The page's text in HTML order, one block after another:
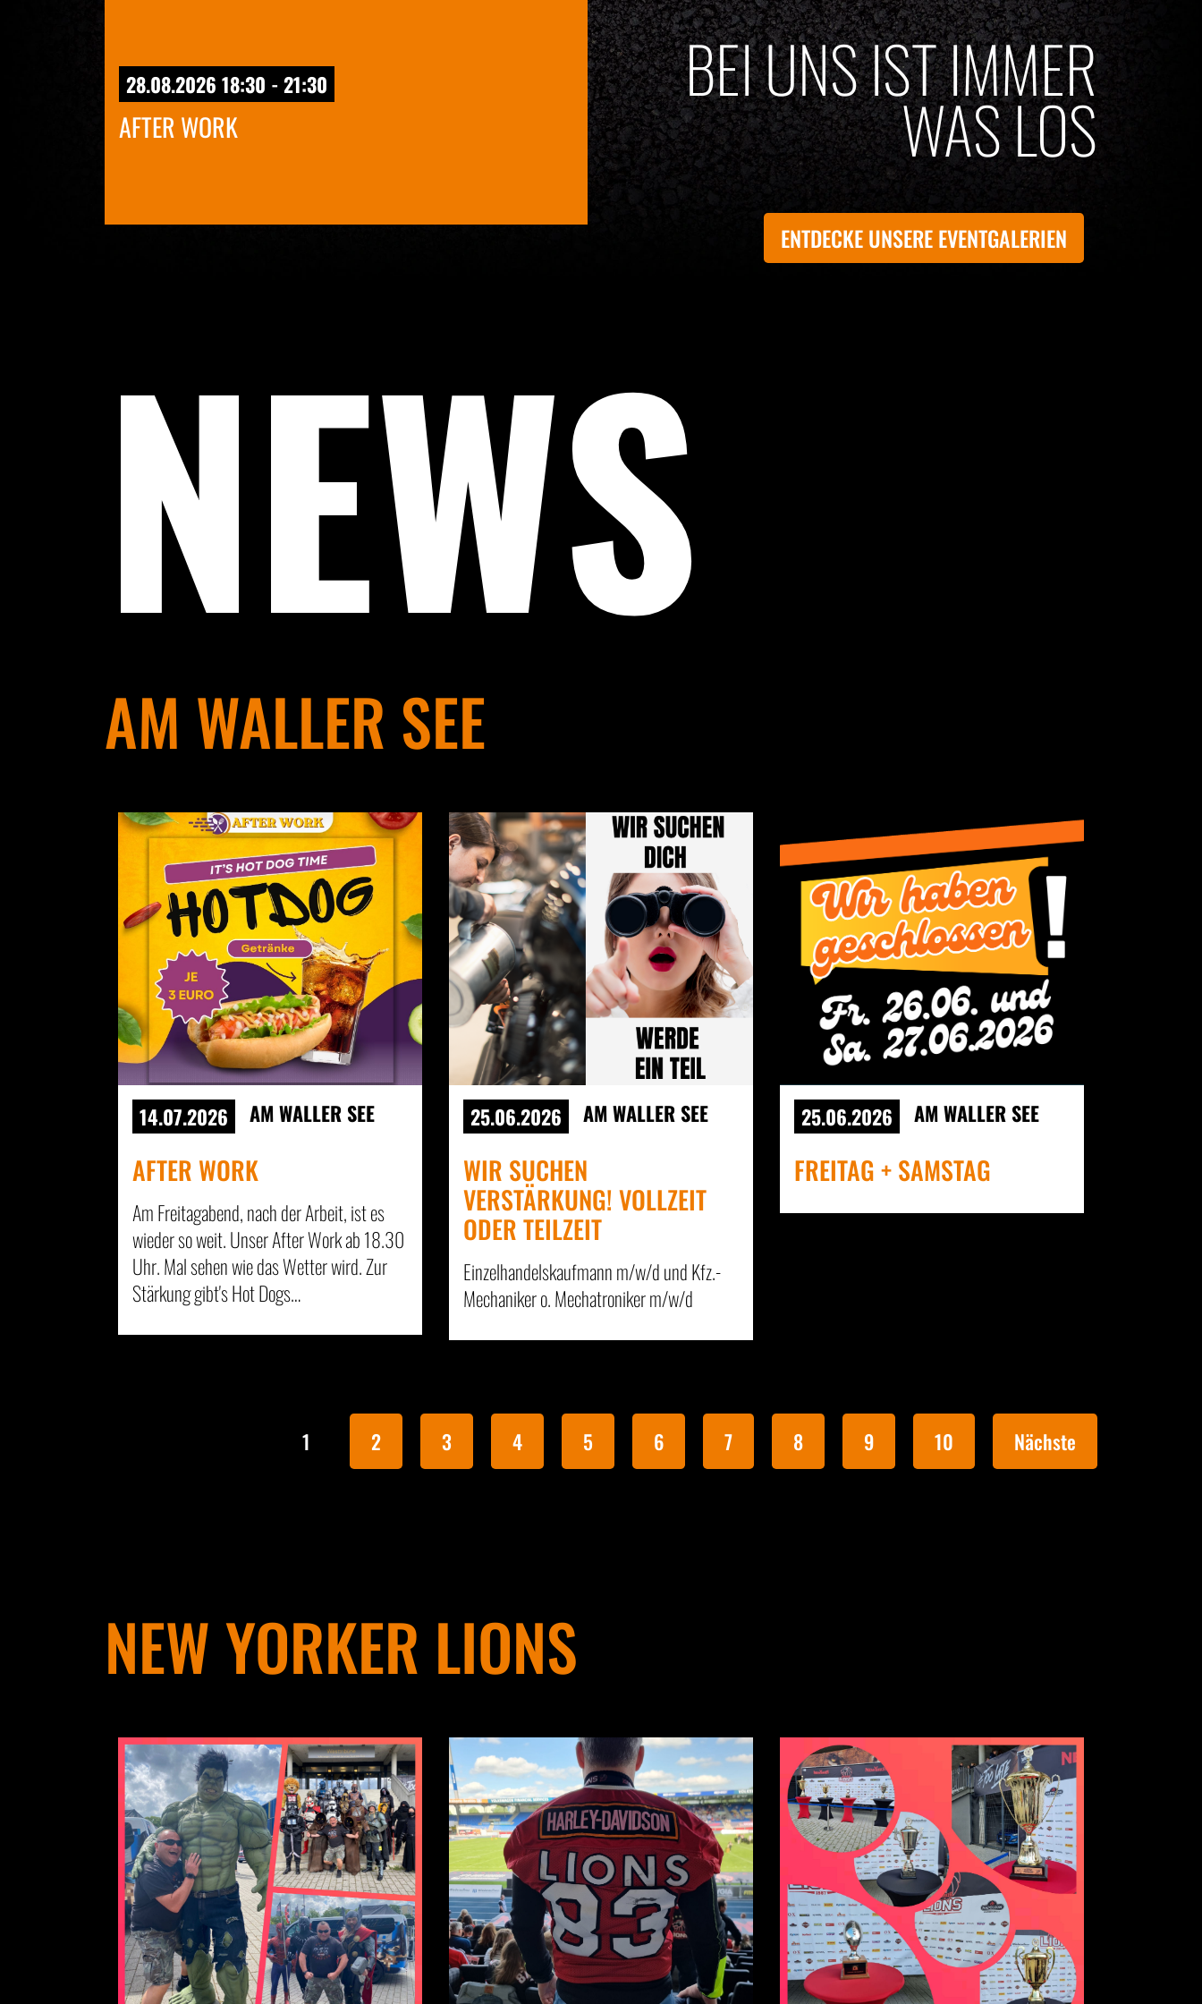
28.08.2026 18:30 - 21:30
AFTER WORK
BEI UNS IST IMMER
WAS LOS
ENTDECKE UNSERE EVENTGALERIEN
NEWS
AM WALLER SEE
14.07.2026 AM WALLER SEE
AFTER WORK
Am Freitagabend, nach der Arbeit, ist es
wieder so weit. Unser After Work ab 18.30
Uhr. Mal sehen wie das Wetter wird. Zur
Stärkung gibt's Hot Dogs…
25.06.2026 AM WALLER SEE
WIR SUCHEN
VERSTÄRKUNG! VOLLZEIT
ODER TEILZEIT
Einzelhandelskaufmann m/w/d und Kfz.-
Mechaniker o. Mechatroniker m/w/d
25.06.2026 AM WALLER SEE
FREITAG + SAMSTAG
1 2 3 4 5 6 7 8 9 10 Nächste
NEW YORKER LIONS